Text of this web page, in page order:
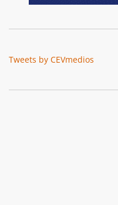
Tweets by CEVmedios